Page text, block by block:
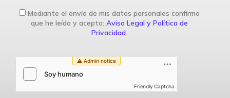
Mediante el envío de mis datos personales confirmo
que he leído y acepto: Aviso Legal y Política de
Privacidad.
Friendly Captcha